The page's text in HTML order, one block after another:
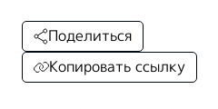
Поделиться
Копировать ссылку